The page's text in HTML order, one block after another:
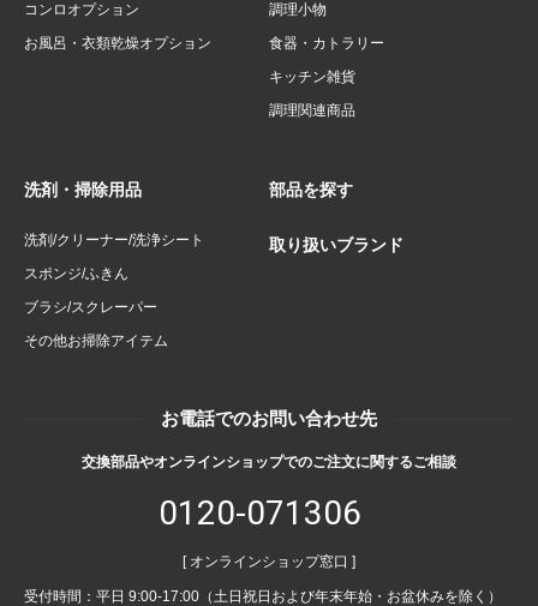
コンロオプション
お風呂・衣類乾燥オプション
調理小物
食器・カトラリー
キッチン雑貨
調理関連商品
洗剤・掃除用品
洗剤/クリーナー/洗浄シート
スポンジ/ふきん
ブラシ/スクレーパー
その他お掃除アイテム
部品を探す
取り扱いブランド
お電話でのお問い合わせ先
交換部品やオンラインショップでのご注文に関するご相談
0120-071306
[ オンラインショップ窓口 ]
受付時間：平日 9:00-17:00（土日祝日および年末年始・お盆休みを除く）